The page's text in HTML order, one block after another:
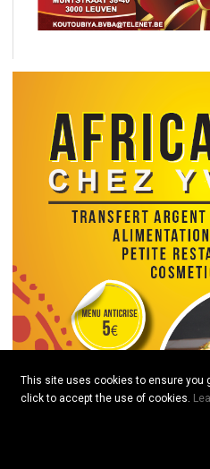
This site uses cookies to ensure you
click to accept the use of cookies.